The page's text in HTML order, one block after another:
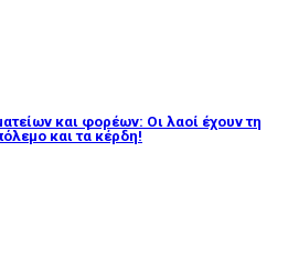
και φορέων: Οι λαοί έχουν τη
και τα κέρδη!